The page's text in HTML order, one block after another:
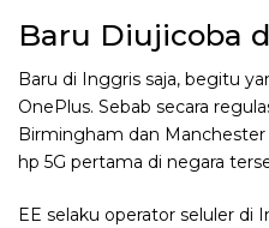
Baru Diujicoba
Baru di Inggris saja, begitu
OnePlus. Sebab secara
Birmingham dan
hp 5G pertama di negara
EE selaku operator seluler di